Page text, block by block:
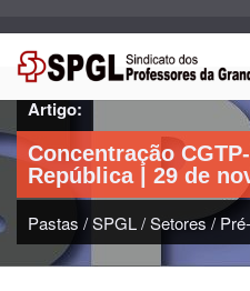
Artigo:
Concentração
República | 29 de
Pastas /SPGL/Setores/